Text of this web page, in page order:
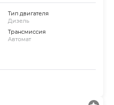
Тип двигателя
Дизель
Трансмиссия
Автомат